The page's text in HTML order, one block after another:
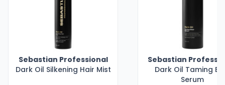
Sebastian Professional
Dark Oil Silkening Hair Mist
Sebastian
Dark Oil Taming
Serum